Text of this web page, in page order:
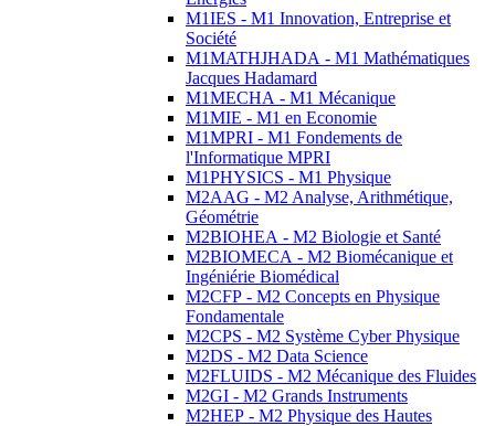
M1IES - M1 Innovation, Entreprise et
Société
M1MATHJHADA - M1 Mathématiques
Jacques Hadamard
M1MECHA - M1 Mécanique
M1MIE - M1 en Economie
M1MPRI - M1 Fondements de
l'Informatique MPRI
M1PHYSICS - M1 Physique
M2AAG - M2 Analyse, Arithmétique,
Géométrie
M2BIOHEA - M2 Biologie et Santé
M2BIOMECA - M2 Biomécanique et
Ingéniérie Biomédical
M2CFP - M2 Concepts en Physique
Fondamentale
M2CPS - M2 Système Cyber Physique
M2DS - M2 Data Science
M2FLUIDS - M2 Mécanique des Fluides
M2GI - M2 Grands Instruments
M2HEP - M2 Physique des Hautes